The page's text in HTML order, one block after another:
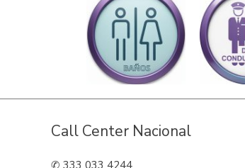
Call Center Nacional
✆ 333 033 4244